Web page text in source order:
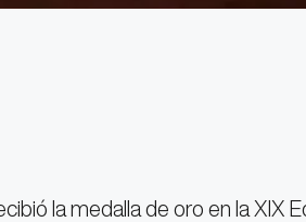
la medalla de oro en la XIX